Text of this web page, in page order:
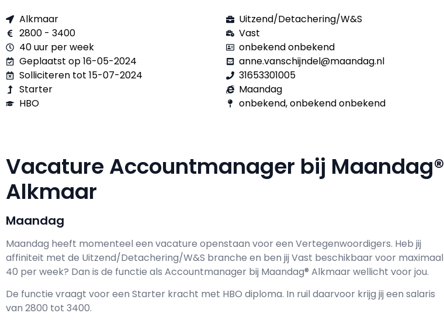
Alkmaar
2800 - 3400
40 uur per week
Geplaatst op 16-05-2024
Solliciteren tot 15-07-2024
Starter
HBO
Uitzend/Detachering/W&S
Vast
onbekend onbekend
anne.vanschijndel@maandag.nl
31653301005
Maandag
onbekend, onbekend onbekend
Vacature Accountmanager bij Maandag®
Alkmaar
Maandag
Maandag heeft momenteel een vacature openstaan voor een Vertegenwoordigers. Heb jij
affiniteit met de Uitzend/Detachering/W&S branche en ben jij Vast beschikbaar voor maximaal
40 per week? Dan is de functie als Accountmanager bij Maandag® Alkmaar wellicht voor jou.
De functie vraagt voor een Starter kracht met HBO diploma. In ruil daarvoor krijg jij een salaris
van 2800 tot 3400.